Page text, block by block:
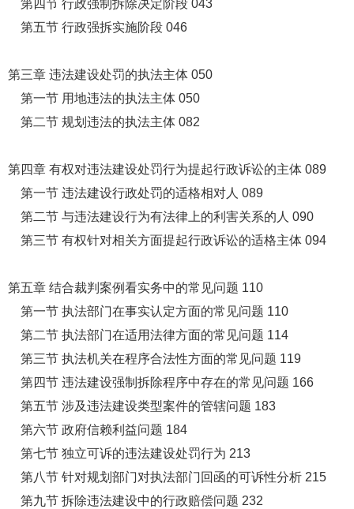
第四节 行政强制拆除决定阶段 043
第五节 行政强拆实施阶段 046
第三章 违法建设处罚的执法主体 050
第一节 用地违法的执法主体 050
第二节 规划违法的执法主体 082
第四章 有权对违法建设处罚行为提起行政诉讼的主体 089
第一节 违法建设行政处罚的适格相对人 089
第二节 与违法建设行为有法律上的利害关系的人 090
第三节 有权针对相关方面提起行政诉讼的适格主体 094
第五章 结合裁判案例看实务中的常见问题 110
第一节 执法部门在事实认定方面的常见问题 110
第二节 执法部门在适用法律方面的常见问题 114
第三节 执法机关在程序合法性方面的常见问题 119
第四节 违法建设强制拆除程序中存在的常见问题 166
第五节 涉及违法建设类型案件的管辖问题 183
第六节 政府信赖利益问题 184
第七节 独立可诉的违法建设处罚行为 213
第八节 针对规划部门对执法部门回函的可诉性分析 215
第九节 拆除违法建设中的行政赔偿问题 232